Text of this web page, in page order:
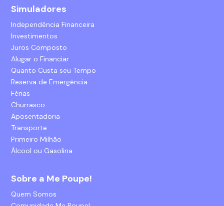
Simuladores
Independência Financeira
Investimentos
Juros Composto
Alugar o Financiar
Quanto Custa seu Tempo
Reserva de Emergência
Férias
Churrasco
Aposentadoria
Transporte
Primeiro Milhão
Álcool ou Gasolina
Sobre a Me Poupe!
Quem Somos